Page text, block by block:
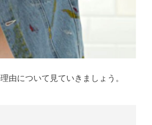
由について見ていきましょう。